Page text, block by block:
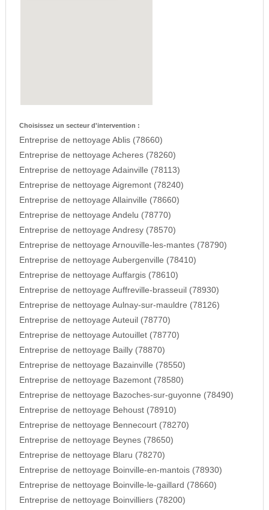
Choisissez un secteur d'intervention :
Entreprise de nettoyage Ablis (78660)
Entreprise de nettoyage Acheres (78260)
Entreprise de nettoyage Adainville (78113)
Entreprise de nettoyage Aigremont (78240)
Entreprise de nettoyage Allainville (78660)
Entreprise de nettoyage Andelu (78770)
Entreprise de nettoyage Andresy (78570)
Entreprise de nettoyage Arnouville-les-mantes (78790)
Entreprise de nettoyage Aubergenville (78410)
Entreprise de nettoyage Auffargis (78610)
Entreprise de nettoyage Auffreville-brasseuil (78930)
Entreprise de nettoyage Aulnay-sur-mauldre (78126)
Entreprise de nettoyage Auteuil (78770)
Entreprise de nettoyage Autouillet (78770)
Entreprise de nettoyage Bailly (78870)
Entreprise de nettoyage Bazainville (78550)
Entreprise de nettoyage Bazemont (78580)
Entreprise de nettoyage Bazoches-sur-guyonne (78490)
Entreprise de nettoyage Behoust (78910)
Entreprise de nettoyage Bennecourt (78270)
Entreprise de nettoyage Beynes (78650)
Entreprise de nettoyage Blaru (78270)
Entreprise de nettoyage Boinville-en-mantois (78930)
Entreprise de nettoyage Boinville-le-gaillard (78660)
Entreprise de nettoyage Boinvilliers (78200)